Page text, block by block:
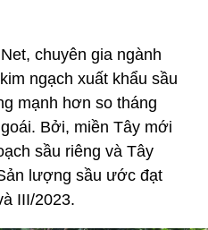
chuyên gia ngành
ngạch xuất khẩu sầu
mạnh hơn so tháng
Bởi, miền Tây mới
sầu riêng và Tây
lượng sầu ước đạt
III/2023.